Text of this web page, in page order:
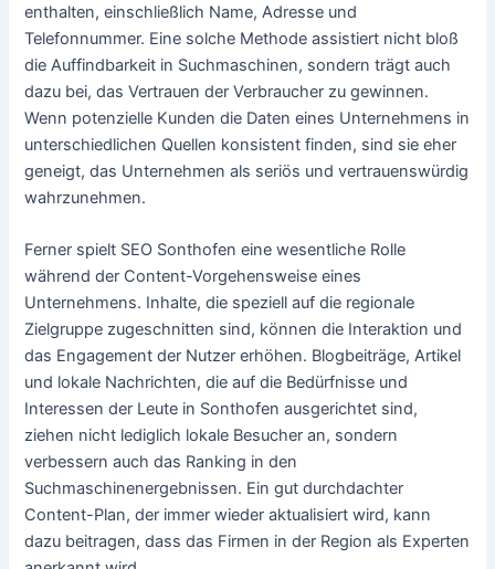
enthalten, einschließlich Name, Adresse und
Telefonnummer. Eine solche Methode assistiert nicht bloß
die Auffindbarkeit in Suchmaschinen, sondern trägt auch
dazu bei, das Vertrauen der Verbraucher zu gewinnen.
Wenn potenzielle Kunden die Daten eines Unternehmens in
unterschiedlichen Quellen konsistent finden, sind sie eher
geneigt, das Unternehmen als seriös und vertrauenswürdig
wahrzunehmen.
Ferner spielt SEO Sonthofen eine wesentliche Rolle
während der Content-Vorgehensweise eines
Unternehmens. Inhalte, die speziell auf die regionale
Zielgruppe zugeschnitten sind, können die Interaktion und
das Engagement der Nutzer erhöhen. Blogbeiträge, Artikel
und lokale Nachrichten, die auf die Bedürfnisse und
Interessen der Leute in Sonthofen ausgerichtet sind,
ziehen nicht lediglich lokale Besucher an, sondern
verbessern auch das Ranking in den
Suchmaschinenergebnissen. Ein gut durchdachter
Content-Plan, der immer wieder aktualisiert wird, kann
dazu beitragen, dass das Firmen in der Region als Experten